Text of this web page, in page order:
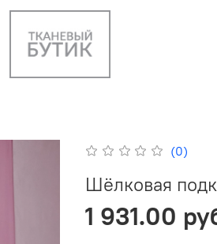
(0)
Шёлковая
1 931.00